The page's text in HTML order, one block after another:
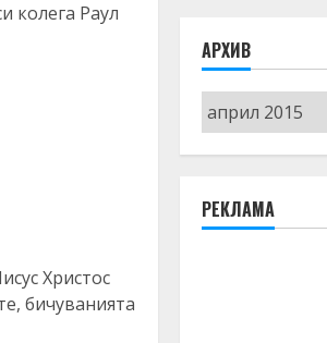
колега Раул
Христос
бичуванията
АРХИВ
Архив
РЕКЛАМА